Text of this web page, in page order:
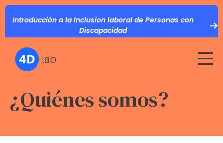
Introducción a la Inclusion laboral de Personas con
Discapacidad
¿Quiénes somos?